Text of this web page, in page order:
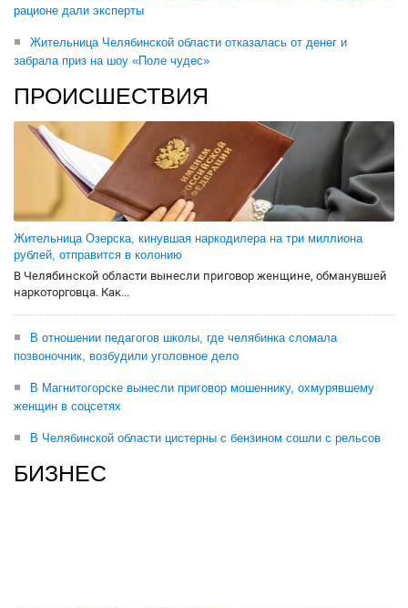
рационе дали эксперты
Жительница Челябинской области отказалась от денег и
забрала приз на шоу «Поле чудес»
ПРОИСШЕСТВИЯ
Жительница Озерска, кинувшая наркодилера на три миллиона
рублей, отправится в колонию
В Челябинской области вынесли приговор женщине, обманувшей
наркоторговца. Как...
В отношении педагогов школы, где челябинка сломала
позвоночник, возбудили уголовное дело
В Магнитогорске вынесли приговор мошеннику, охмурявшему
женщин в соцсетях
В Челябинской области цистерны с бензином сошли с рельсов
БИЗНЕС